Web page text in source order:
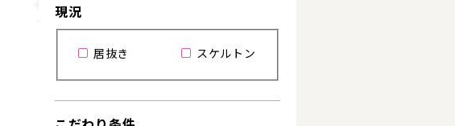
詳細を見る
現況
居抜き スケルトン